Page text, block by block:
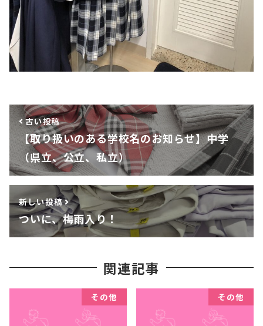
古い投稿
【取り扱いのある学校名のお知らせ】中学
（県立、公立、私立）
新しい投稿
ついに、梅雨入り！
関連記事
その他 その他